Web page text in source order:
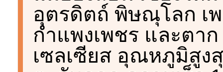
อุตรดิตถ์ พิษณุโลก เ
กำแพงเพชร และตา
เซลเซียส อุณหภูมิสูง